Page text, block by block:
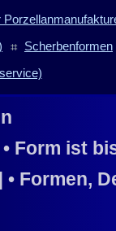
⌗ Scherbenformen
Form ist
Formen,